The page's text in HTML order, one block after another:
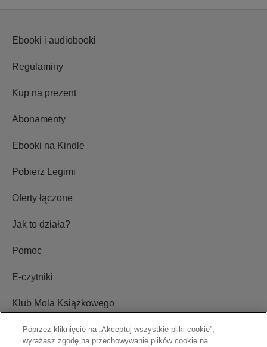
Ebooki i audiobooki
Regulaminy
Kup na prezent
Abonamenty
Ebooki na Kindle
Pobierz Legimi
Oferty łączone
Jak to działa?
Pomoc
E-czytniki
Klub Mola Książkowego
Ustawienia plików cookie
Poprzez kliknięcie na „Akceptuj wszystkie pliki cookie”,
wyrażasz zgodę na przechowywanie plików cookie na